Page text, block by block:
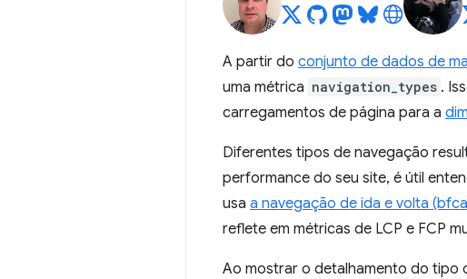
A partir do conjunto de dados de
uma métrica navigation_types .
carregamentos de página para a
Diferentes tipos de navegação
performance do seu site, é útil
usa a navegação de ida e volta
reflete em métricas de LCP e FCP
Ao mostrar o detalhamento do tipo